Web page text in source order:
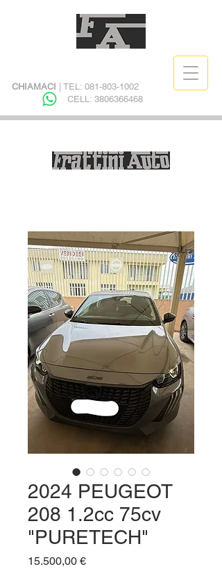
CHIAMACI | TEL: 081-803-1002
CELL: 3806366468
2024 PEUGEOT
208 1.2cc 75cv
"PURETECH"
15.500,00 €Prezzo